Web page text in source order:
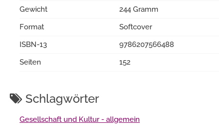
Gewicht
244 Gramm
Format
Softcover
ISBN-13
9786207566488
Seiten
152
Schlagwörter
Gesellschaft und Kultur - allgemein